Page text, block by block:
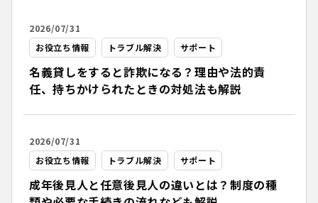
2026/07/31
お役立ち情報
トラブル解決 サポート
名義貸しをすると詐欺になる？理由や法的責
任、持ちかけられたときの対処法も解説
2026/07/31
お役立ち情報
トラブル解決 サポート
成年後見人と任意後見人の違いとは？制度の種